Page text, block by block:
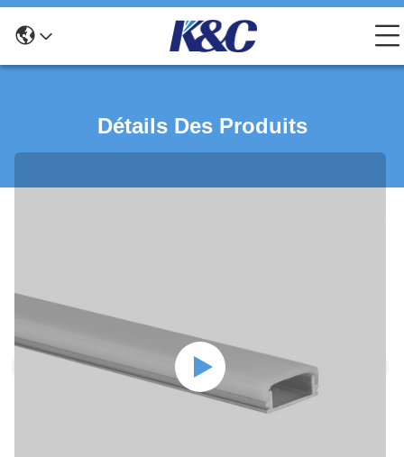
Détails Des Produits